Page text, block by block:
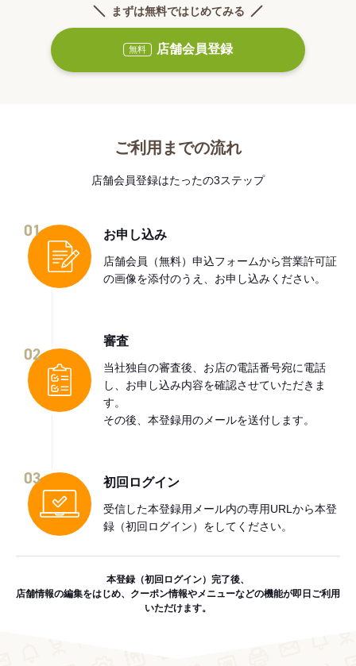
まずは無料ではじめてみる
無料 店舗会員登録
ご利用までの流れ
店舗会員登録はたったの3ステップ
01 お申し込み
店舗会員（無料）申込フォームから営業許可証
の画像を添付のうえ、お申し込みください。
02
審査
当社独自の審査後、お店の電話番号宛に電話
し、お申し込み内容を確認させていただきま
す。
その後、本登録用のメールを送付します。
03 初回ログイン
受信した本登録用メール内の専用URLから本登
録（初回ログイン）をしてください。
本登録（初回ログイン）完了後、
店舗情報の編集をはじめ、クーポン情報やメニューなどの機能が即日ご利用
いただけます。